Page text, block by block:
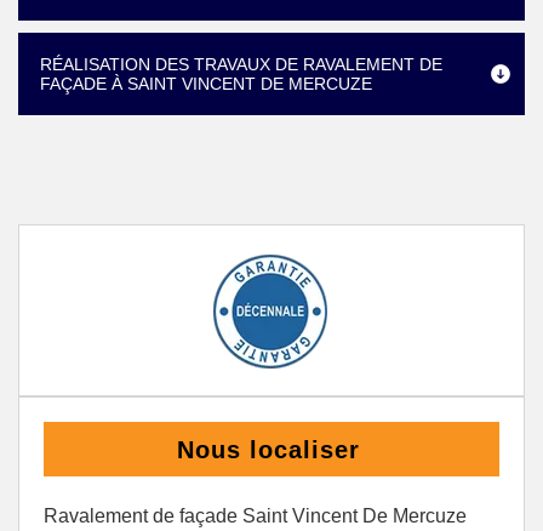
RÉALISATION DES TRAVAUX DE RAVALEMENT DE
FAÇADE À SAINT VINCENT DE MERCUZE
Nous localiser
Ravalement de façade Saint Vincent De Mercuze